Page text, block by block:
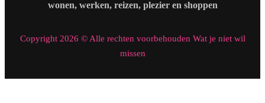
wonen, werken, reizen, plezier en shoppen
Copyright 2026 © Alle rechten voorbehouden Wat je niet wil
missen